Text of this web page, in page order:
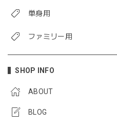
単身用
ファミリー用
SHOP INFO
ABOUT
BLOG